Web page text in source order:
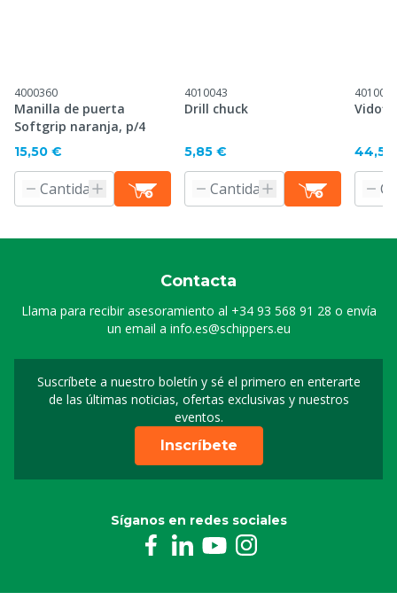
4000360
Manilla de puerta
Softgrip naranja, p/4
15,50 €
4010043
Drill chuck
5,85 €
4010098
Contacta
Llama para recibir asesoramiento al +34 93 568 91 28 o envía
un email a info.es@schippers.eu
Suscríbete a nuestro boletín y sé el primero en enterarte
de las últimas noticias, ofertas exclusivas y nuestros
eventos.
Suscripción a nuestro
Inscríbete
Síganos en redes sociales